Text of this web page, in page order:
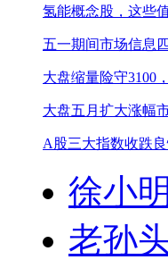
氢能概念股，这些
五一期间市场信息
大盘缩量险守3100
大盘五月扩大涨幅
A股三大指数收跌
徐小明
老孙